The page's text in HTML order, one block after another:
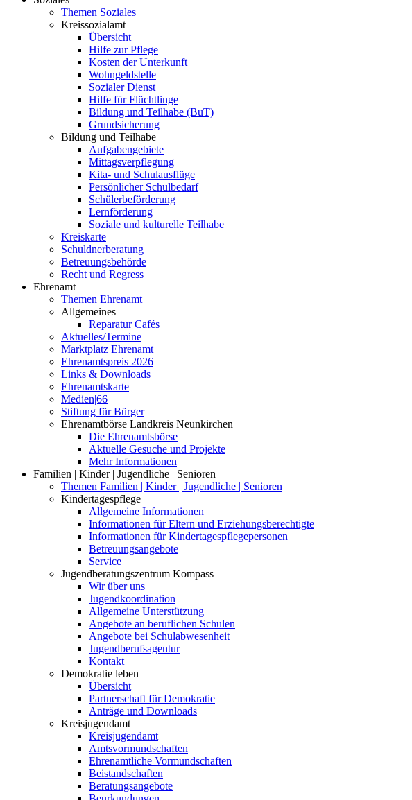
Themen Soziales
Kreissozialamt
Übersicht
Hilfe zur Pflege
Kosten der Unterkunft
Wohngeldstelle
Sozialer Dienst
Hilfe für Flüchtlinge
Bildung und Teilhabe (BuT)
Grundsicherung
Bildung und Teilhabe
Aufgabengebiete
Mittagsverpflegung
Kita- und Schulausflüge
Persönlicher Schulbedarf
Schülerbeförderung
Lernförderung
Soziale und kulturelle Teilhabe
Kreiskarte
Schuldnerberatung
Betreuungsbehörde
Recht und Regress
Ehrenamt
Themen Ehrenamt
Allgemeines
Reparatur Cafés
Aktuelles/Termine
Marktplatz Ehrenamt
Ehrenamtspreis 2026
Links & Downloads
Ehrenamtskarte
Medien|66
Stiftung für Bürger
Ehrenamtbörse Landkreis Neunkirchen
Die Ehrenamtsbörse
Aktuelle Gesuche und Projekte
Mehr Informationen
Familien | Kinder | Jugendliche | Senioren
Themen Familien | Kinder | Jugendliche | Senioren
Kindertagespflege
Allgemeine Informationen
Informationen für Eltern und Erziehungsberechtigte
Informationen für Kindertagespflegepersonen
Betreuungsangebote
Service
Jugendberatungszentrum Kompass
Wir über uns
Jugendkoordination
Allgemeine Unterstützung
Angebote an beruflichen Schulen
Angebote bei Schulabwesenheit
Jugendberufsagentur
Kontakt
Demokratie leben
Übersicht
Partnerschaft für Demokratie
Anträge und Downloads
Kreisjugendamt
Kreisjugendamt
Amtsvormundschaften
Ehrenamtliche Vormundschaften
Beistandschaften
Beratungsangebote